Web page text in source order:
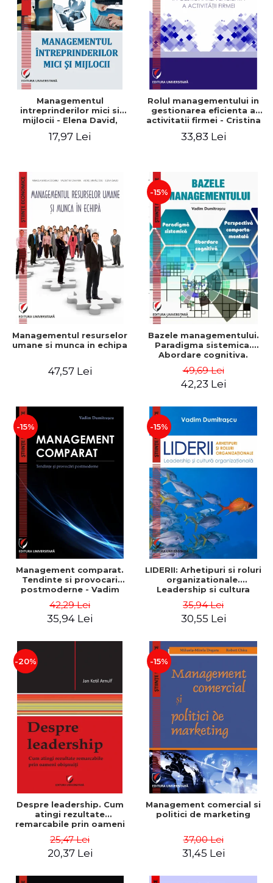
Managementul
intreprinderilor mici si
mijlocii - Elena David,
Roxana Carmen Ionescu,
17,97 Lei
Rolul managementului in
gestionarea eficienta a
activitatii firmei - Cristina
Gabriel Nastase, Mihaela-
33,83 Lei
Managementul resurselor
umane si munca in echipa
47,57 Lei
-15%
Bazele managementului.
Paradigma sistemica.
Abordare cognitiva.
comportamentala - Vadim
Dumitrascu
49,69 Lei
42,23 Lei
-15%
Management comparat.
Tendinte si provocari
postmoderne - Vadim
42,29 Lei
35,94 Lei
-15%
LIDERII: Arhetipuri si roluri
organizationale.
Leadership si cultura
Dumitrascu
35,94 Lei
30,55 Lei
-20%
Despre leadership. Cum
atingi rezultate
remarcabile prin oameni
25,47 Lei
20,37 Lei
-15%
Management comercial si
politici de marketing
37,00 Lei
31,45 Lei